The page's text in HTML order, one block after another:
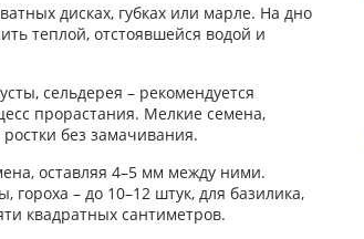
дисках, губках или марле. На дно
теплой, отстоявшейся водой и
сельдерея – рекомендуется
прорастания. Мелкие семена,
без замачивания.
оставляя 4–5 мм между ними.
гороха – до 10–12 штук, для базилика,
квадратных сантиметров.